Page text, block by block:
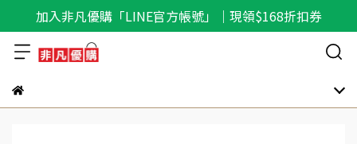
加入非凡優購「LINE官方帳號」｜現領$168折扣券